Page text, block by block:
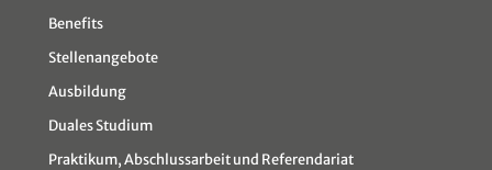
Benefits
Stellenangebote
Ausbildung
Duales Studium
Praktikum, Abschlussarbeit und Referendariat